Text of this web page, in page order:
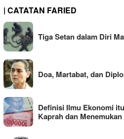
| CATATAN FARIED
Tiga Setan dalam Diri
Doa, Martabat, dan
Definisi Ilmu Ekonomi
Kaprah dan